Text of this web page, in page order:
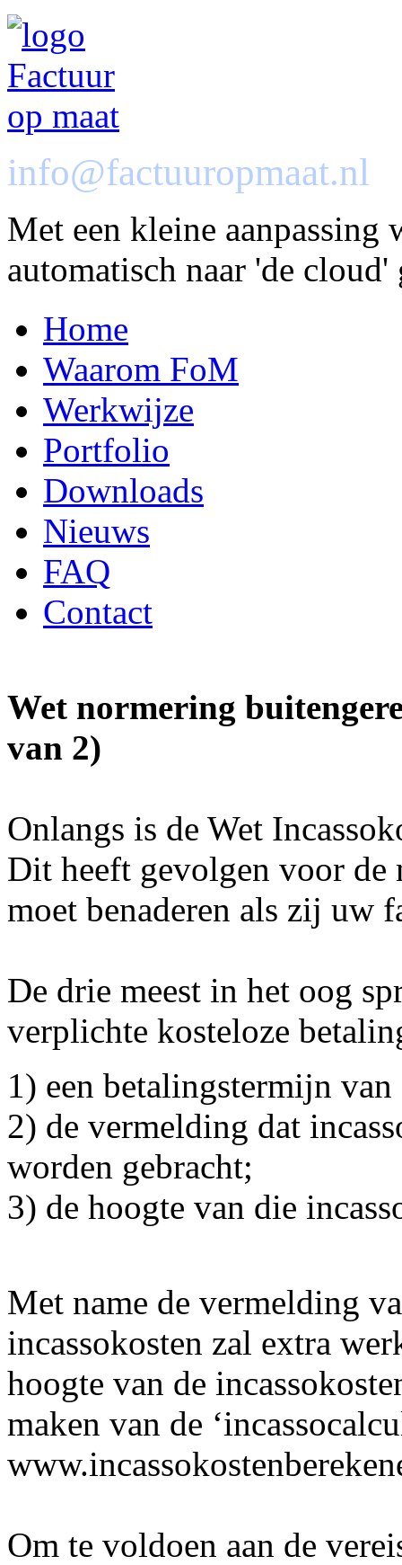
info@factuuropmaat.nl
Met een kleine
automatisch naar 'de cloud'
Home
Waarom FoM
Werkwijze
Portfolio
Downloads
Nieuws
FAQ
Contact
Wet normering
van 2)
Onlangs is de Wet
Dit heeft gevolgen voor de
moet benaderen als zij uw
De drie meest in het oog
verplichte kosteloze
1) een betalingstermijn van
2) de vermelding dat
worden gebracht;
3) de hoogte van die
Met name de vermelding
incassokosten zal extra
hoogte van de
maken van de
Om te voldoen aan de